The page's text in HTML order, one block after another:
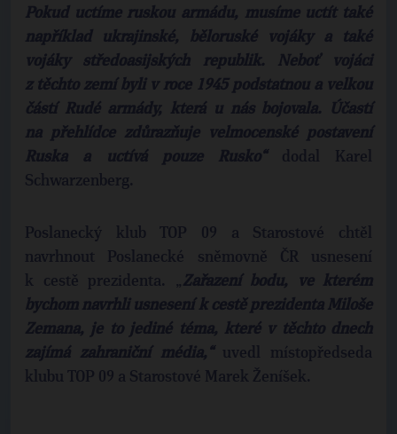
Pokud uctíme ruskou armádu, musíme uctít také
například ukrajinské, běloruské vojáky a také
vojáky středoasijských republik. Neboť vojáci
z těchto zemí byli v roce 1945 podstatnou a velkou
částí Rudé armády, která u nás bojovala. Účastí
na přehlídce zdůrazňuje velmocenské postavení
Ruska a uctívá pouze Rusko“ dodal Karel
Schwarzenberg.
Poslanecký klub TOP 09 a Starostové chtěl
navrhnout Poslanecké sněmovně ČR usnesení
k cestě prezidenta. „Zařazení bodu, ve kterém
bychom navrhli usnesení k cestě prezidenta Miloše
Zemana, je to jediné téma, které v těchto dnech
zajímá zahraniční média,“uvedl místopředseda
klubu TOP 09 a Starostové Marek Ženíšek.